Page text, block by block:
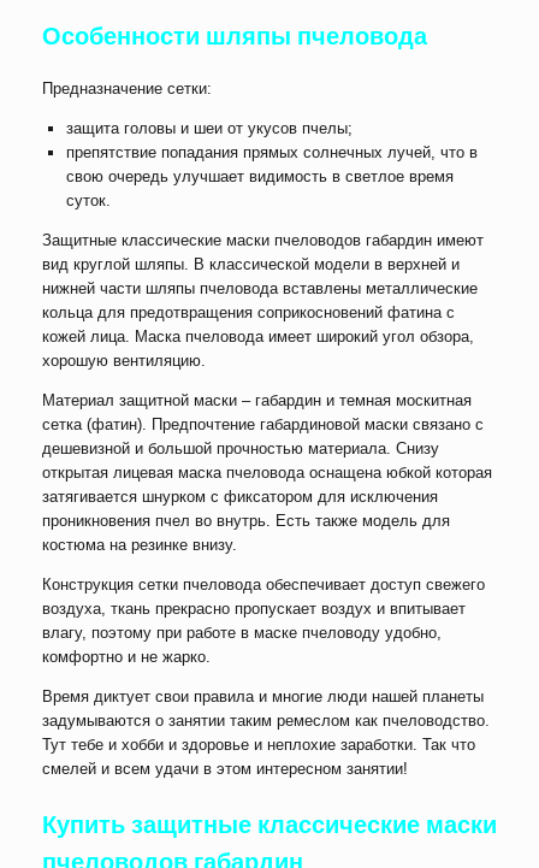
Особенности шляпы пчеловода
Предназначение сетки:
защита головы и шеи от укусов пчелы;
препятствие попадания прямых солнечных лучей, что в
свою очередь улучшает видимость в светлое время
суток.
Защитные классические маски пчеловодов габардин имеют
вид круглой шляпы. В классической модели в верхней и
нижней части шляпы пчеловода вставлены металлические
кольца для предотвращения соприкосновений фатина с
кожей лица. Маска пчеловода имеет широкий угол обзора,
хорошую вентиляцию.
Материал защитной маски – габардин и темная москитная
сетка (фатин). Предпочтение габардиновой маски связано с
дешевизной и большой прочностью материала. Снизу
открытая лицевая маска пчеловода оснащена юбкой которая
затягивается шнурком с фиксатором для исключения
проникновения пчел во внутрь. Есть также модель для
костюма на резинке внизу.
Конструкция сетки пчеловода обеспечивает доступ свежего
воздуха, ткань прекрасно пропускает воздух и впитывает
влагу, поэтому при работе в маске пчеловоду удобно,
комфортно и не жарко.
Время диктует свои правила и многие люди нашей планеты
задумываются о занятии таким ремеслом как пчеловодство.
Тут тебе и хобби и здоровье и неплохие заработки. Так что
смелей и всем удачи в этом интересном занятии!
Купить защитные классические маски
пчеловодов габардин